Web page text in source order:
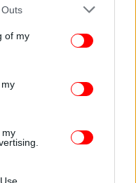
one or more Google
You may click to
its third-party tags to
in below Google
of my
my
ΕΛ.ΑΣ.